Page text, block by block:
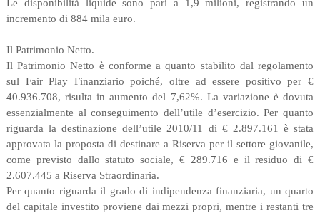
Le disponibilità liquide sono pari a 1,9 milioni, registrando un
incremento di 884 mila euro.
Il Patrimonio Netto.
Il Patrimonio Netto è conforme a quanto stabilito dal regolamento
sul Fair Play Finanziario poiché, oltre ad essere positivo per €
40.936.708, risulta in aumento del 7,62%. La variazione è dovuta
essenzialmente al conseguimento dell’utile d’esercizio. Per quanto
riguarda la destinazione dell’utile 2010/11 di € 2.897.161 è stata
approvata la proposta di destinare a Riserva per il settore giovanile,
come previsto dallo statuto sociale, € 289.716 e il residuo di €
2.607.445 a Riserva Straordinaria.
Per quanto riguarda il grado di indipendenza finanziaria, un quarto
del capitale investito proviene dai mezzi propri, mentre i restanti tre